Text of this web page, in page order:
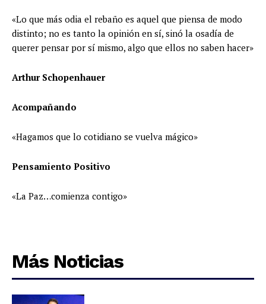
«Lo que más odia el rebaño es aquel que piensa de modo
distinto; no es tanto la opinión en sí, sinó la osadía de
querer pensar por sí mismo, algo que ellos no saben hacer»
Arthur Schopenhauer
Acompañando
«Hagamos que lo cotidiano se vuelva mágico»
Pensamiento Positivo
«La Paz…comienza contigo»
Más Noticias